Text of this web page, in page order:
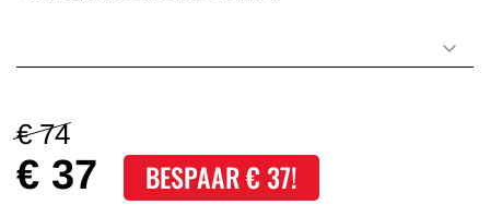
€ 74
€ 37 BESPAAR € 37!